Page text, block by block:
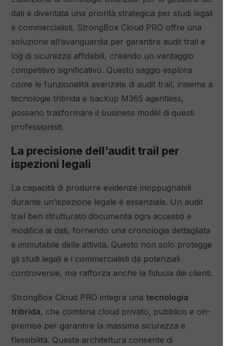
dati è diventata una priorità strategica per studi legali
e commercialisti. StrongBox Cloud PRO offre una
soluzione all’avanguardia per garantire audit trail e
log di sicurezza affidabili, creando un vantaggio
competitivo significativo. Questo saggio esplora
come le funzionalità avanzate di audit trail, insieme a
tecnologie tribrida e backup M365 agentless,
possano trasformare il business model di questi
professionisti.
La precisione dell’audit trail per
ispezioni legali
La capacità di produrre evidenze inoppugnabili
durante un’ispezione legale è essenziale. Un audit
trail ben strutturato documenta ogni accesso e
modifica ai dati, fornendo una cronologia dettagliata
e immutabile delle attività. Questo non solo protegge
gli studi legali e i commercialisti da potenziali
controversie, ma rafforza anche la fiducia dei clienti.
StrongBox Cloud PRO integra una tecnologia
tribrida, che combina cloud privato, pubblico e on-
premise per garantire la massima sicurezza e
flessibilità. Questa architettura consente di